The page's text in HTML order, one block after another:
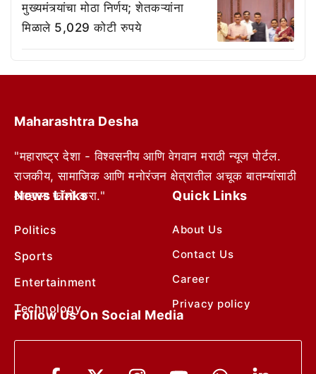
मुख्यमंत्र्यांचा मोठा निर्णय; शेतकऱ्यांना
मिळाले 5,029 कोटी रुपये
Maharashtra Desha
"महाराष्ट्र देशा - विश्वसनीय आणि वेगवान मराठी न्यूज पोर्टल.
राजकीय, सामाजिक आणि मनोरंजन क्षेत्रातील अचूक बातम्यांसाठी
आम्हाला फॉलो करा."
News Links
Politics
Sports
Entertainment
Technology
Quick Links
About Us
Contact Us
Career
Privacy policy
Follow Us On Social Media